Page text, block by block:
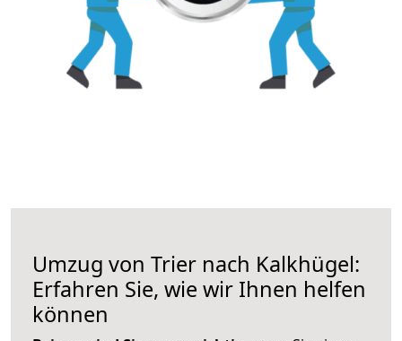
Umzug von Trier nach Kalkhügel:
Erfahren Sie, wie wir Ihnen helfen
können